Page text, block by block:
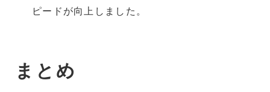
ピードが向上しました。
まとめ